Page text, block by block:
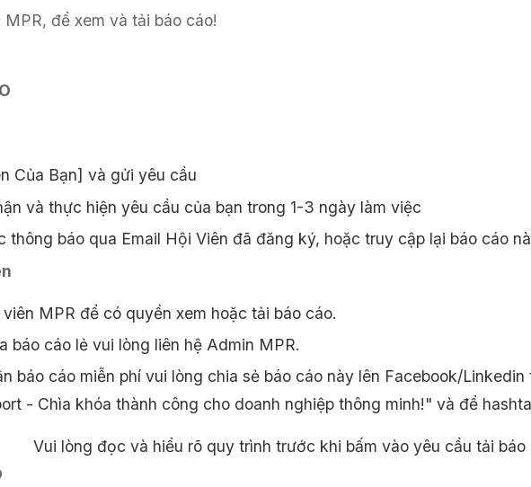
để xem và tải báo cáo!
Của Bạn] và gửi yêu cầu
và thực hiện yêu cầu của bạn trong 1-3 ngày làm việc
thông báo qua Email Hội Viên đã đăng ký, hoặc truy cập lại báo cáo
MPR để có quyền xem hoặc tải báo cáo.
báo cáo lẻ vui lòng liên hệ Admin MPR.
báo cáo miễn phí vui lòng chia sẻ báo cáo này lên Facebook/
- Chìa khóa thành công cho doanh nghiệp thông minh!" và để
Vui lòng đọc và hiểu rõ quy trình trước khi bấm vào yêu cầu tải